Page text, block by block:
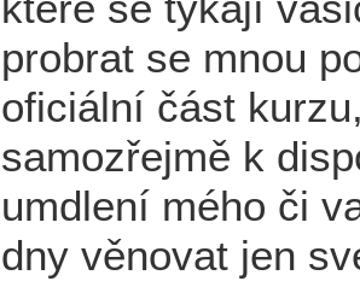
probrat se mnou
oficiální část
samozřejmě k
umdlení mého či
dny věnovat jen